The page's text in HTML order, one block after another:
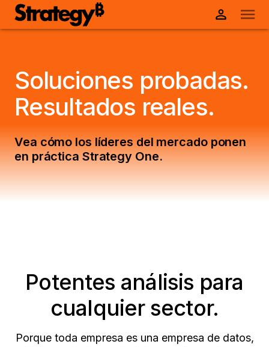
Soluciones probadas.
Resultados reales.
Vea cómo los líderes del mercado ponen
en práctica Strategy One.
Potentes análisis para
cualquier sector.
Porque toda empresa es una empresa de datos,